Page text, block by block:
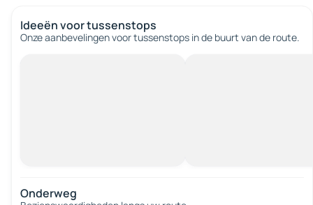
Ideeën voor tussenstops
Onze aanbevelingen voor tussenstops in de buurt van de route.
Onderweg